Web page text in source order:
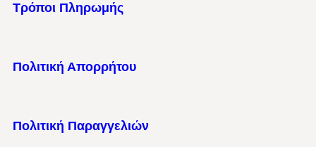
Τρόποι Πληρωμής
Πολιτική Απορρήτου
Πολιτική Παραγγελιών